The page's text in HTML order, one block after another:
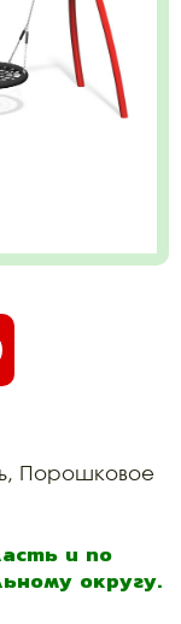
Порошковое
и по
округу.